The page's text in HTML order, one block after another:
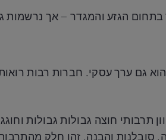
הגזע והמגדר – אך נרשמות
גם ערך עסקי. חברות רבות רואות
תרבותי חוצה גבולות גבולות
סובלנות והבנה. זהו חלק